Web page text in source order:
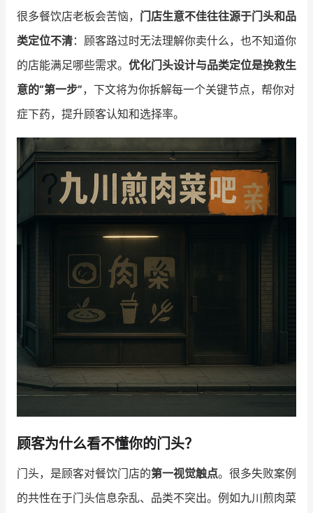
品牌消费观
新零售资讯
培训课程
增长俱乐部
增长俱乐部 有赞商盟
入驻有赞 认证代理商
认证服务商 设计服务商
数据通服务
很多餐饮店老板会苦恼， 门店生意不佳往往源于门头和品
类定位不清：顾客路过时无法理解你卖什么，也不知道你
的店能满足哪些需求。 优化门头设计与品类定位是挽救生
意的“第一步”，下文将为你拆解每一个关键节点，帮你对
症下药，提升顾客认知和选择率。
顾客为什么看不懂你的门头？
门头，是顾客对餐饮门店的第一视觉触点。很多失败案例
的共性在于门头信息杂乱、品类不突出。例如九川煎肉菜